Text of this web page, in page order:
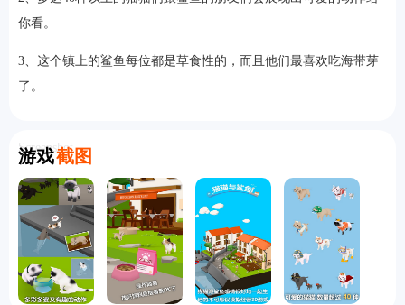
你看。
3、这个镇上的鲨鱼每位都是草食性的，而且他们最喜欢吃海带芽
了。
游戏截图
Screenshot